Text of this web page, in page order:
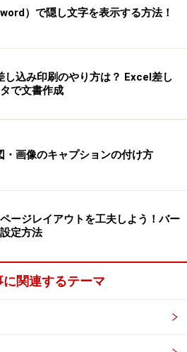
）で隠し文字を表示する方法！
し込み印刷のやり方は？ Excel差し
で文書作成
・画像のキャプションの付け方
ージレイアウトを工夫しよう！バー
定方法
に関連するテーマ